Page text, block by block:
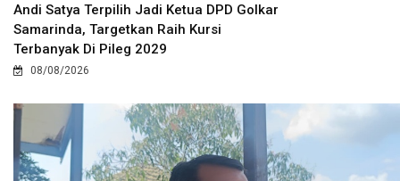
Andi Satya Terpilih Jadi Ketua DPD Golkar
Samarinda, Targetkan Raih Kursi
Terbanyak Di Pileg 2029
08/08/2026